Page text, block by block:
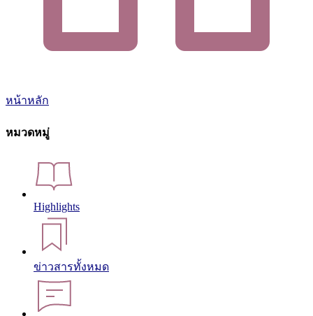
หน้าหลัก
หมวดหมู่
Highlights
ข่าวสารทั้งหมด